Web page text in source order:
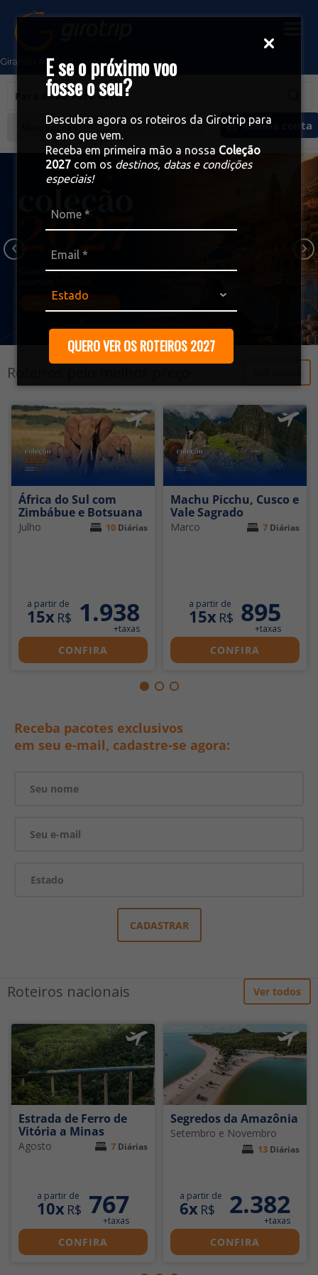
E se o próximo voo
fosse o seu?
Descubra agora os roteiros da Girotrip para
o ano que vem.
Receba em primeira mão a nossa Coleção
2027 com os destinos, datas e condições
especiais!
QUERO VER OS ROTEIROS 2027
Girando o mundo em boa companhia
Minha conta
Mais opções
‹ ›
Roteiros pelo melhor preço
África do Sul com
Zimbábue e Botsuana
Julho 10 Diárias
a partir de
15x R$ 1.938
+taxas
CONFIRA
Machu Picchu, Cusco e
Vale Sagrado
Marco 7 Diárias
a partir de
15x R$ 895
+taxas
CONFIRA
Receba pacotes exclusivos
em seu e-mail, cadastre-se agora:
CADASTRAR
Roteiros nacionais Ver todos
Estrada de Ferro de
Vitória a Minas
Agosto 7 Diárias
a partir de
10x R$ 767
+taxas
CONFIRA
Segredos da Amazônia
Setembro e Novembro
13 Diárias
a partir de
6x R$ 2.382
+taxas
CONFIRA